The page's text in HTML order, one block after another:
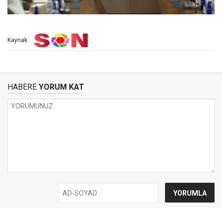
Kaynak:
HABERE YORUM KAT